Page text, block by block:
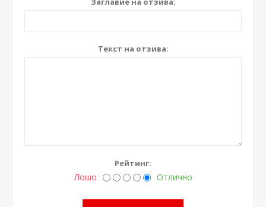
Текст на отзива:
Рейтинг:
Лошо Отлично